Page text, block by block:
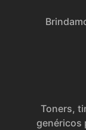
Toners,
genéricos